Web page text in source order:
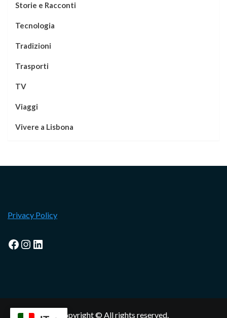
Storie e Racconti
Tecnologia
Tradizioni
Trasporti
TV
Viaggi
Vivere a Lisbona
Privacy Policy
Facebook
Instagram
LinkedIn
Copyright © All rights reserved.